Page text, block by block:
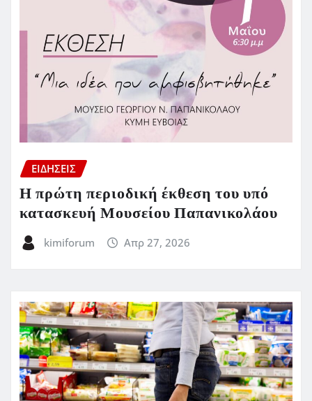
ΕΙΔΗΣΕΙΣ
Η πρώτη περιοδική έκθεση του υπό
κατασκευή Μουσείου Παπανικολάου
kimiforum Απρ 27, 2026